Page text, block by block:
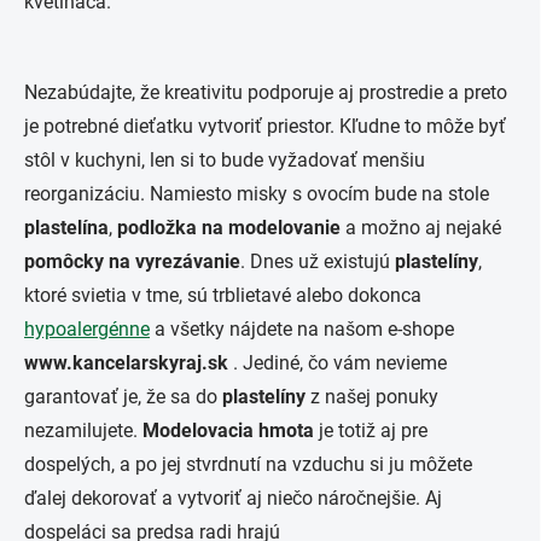
Nezabúdajte, že kreativitu podporuje aj prostredie a preto
je potrebné dieťatku vytvoriť priestor. Kľudne to môže byť
stôl v kuchyni, len si to bude vyžadovať menšiu
reorganizáciu. Namiesto misky s ovocím bude na stole
plastelína, podložka na modelovanie a možno aj nejaké
pomôcky na vyrezávanie. Dnes už existujú plastelíny,
ktoré svietia v tme, sú trblietavé alebo dokonca
hypoalergénne a všetky nájdete na našom e-shope
www.kancelarskyraj.sk . Jediné, čo vám nevieme
garantovať je, že sa do plastelíny z našej ponuky
nezamilujete. Modelovacia hmota je totiž aj pre
dospelých, a po jej stvrdnutí na vzduchu si ju môžete
ďalej dekorovať a vytvoriť aj niečo náročnejšie. Aj
dospeláci sa predsa radi hrajú